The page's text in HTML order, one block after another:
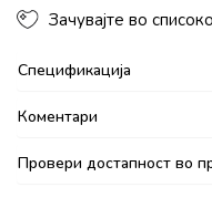
Зачувајте во
Спецификација
Коментари
Провери достапност во